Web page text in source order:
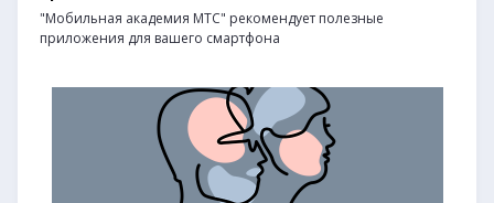
"Мобильная академия МТС" рекомендует полезные
приложения для вашего смартфона